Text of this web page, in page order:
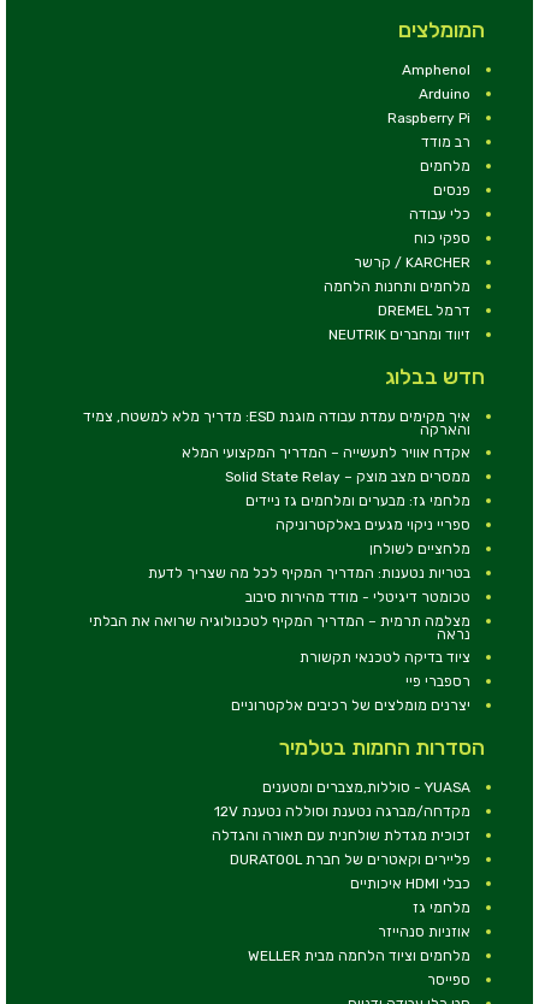
המומלצים
Amphenol
Arduino
Raspberry Pi
רב מודד
מלחמים
פנסים
כלי עבודה
ספקי כוח
KARCHER / קרשר
מלחמים ותחנות הלחמה
דרמל DREMEL
זיווד ומחברים NEUTRIK
חדש בבלוג
איך מקימים עמדת עבודה מוגנת ESD: מדריך מלא למשטח, צמיד
והארקה
אקדח אוויר לתעשייה – המדריך המקצועי המלא
ממסרים מצב מוצק – Solid State Relay
מלחמי גז: מבערים ומלחמים גז ניידים
ספריי ניקוי מגעים באלקטרוניקה
מלחציים לשולחן
בטריות נטענות: המדריך המקיף לכל מה שצריך לדעת
טכומטר דיגיטלי - מודד מהירות סיבוב
מצלמה תרמית – המדריך המקיף לטכנולוגיה שרואה את הבלתי
נראה
ציוד בדיקה לטכנאי תקשורת
רספברי פיי
יצרנים מומלצים של רכיבים אלקטרוניים
הסדרות החמות בטלמיר
YUASA - סוללות,מצברים ומטענים
מקדחה/מברגה נטענת וסוללה נטענת 12V
זכוכית מגדלת שולחנית עם תאורה והגדלה
פליירים וקאטרים של חברת DURATOOL
כבלי HDMI איכותיים
מלחמי גז
אוזניות סנהייזר
מלחמים וציוד הלחמה מבית WELLER
ספייסר